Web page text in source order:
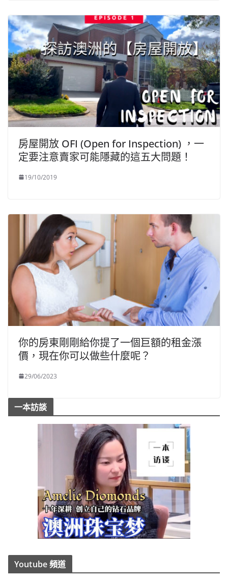
房屋開放 OFI (Open for Inspection) ，一
定要注意賣家可能隱藏的這五大問題！
19/10/2019
你的房東剛剛給你提了一個巨額的租金漲
價，現在你可以做些什麼呢？
29/06/2023
一本訪談
Youtube 頻道